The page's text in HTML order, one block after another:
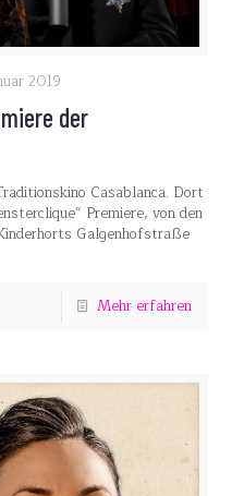
2019
der
Casablanca. Dort
Premiere, von den
Galgenhofstraße
Mehr erfahren